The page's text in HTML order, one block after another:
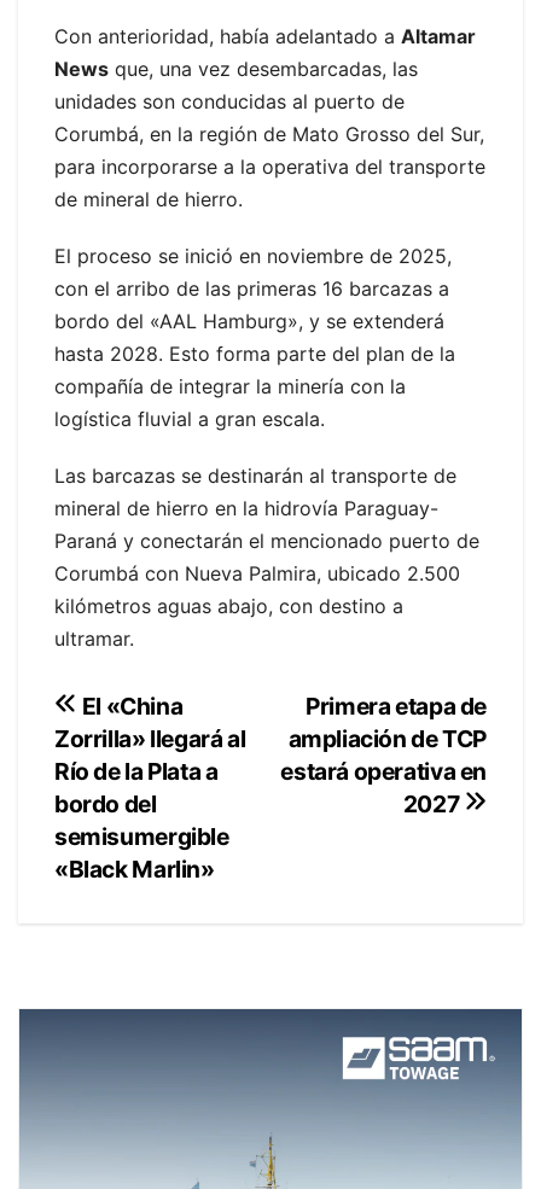
Con anterioridad, había adelantado a Altamar
News que, una vez desembarcadas, las
unidades son conducidas al puerto de
Corumbá, en la región de Mato Grosso del Sur,
para incorporarse a la operativa del transporte
de mineral de hierro.
El proceso se inició en noviembre de 2025,
con el arribo de las primeras 16 barcazas a
bordo del «AAL Hamburg», y se extenderá
hasta 2028. Esto forma parte del plan de la
compañía de integrar la minería con la
logística fluvial a gran escala.
Las barcazas se destinarán al transporte de
mineral de hierro en la hidrovía Paraguay-
Paraná y conectarán el mencionado puerto de
Corumbá con Nueva Palmira, ubicado 2.500
kilómetros aguas abajo, con destino a
ultramar.
Navegación
de
entradas
Primera etapa de
ampliación de TCP
estará operativa en
2027
El «China
Zorrilla» llegará al
Río de la Plata a
bordo del
semisumergible
«Black Marlin»